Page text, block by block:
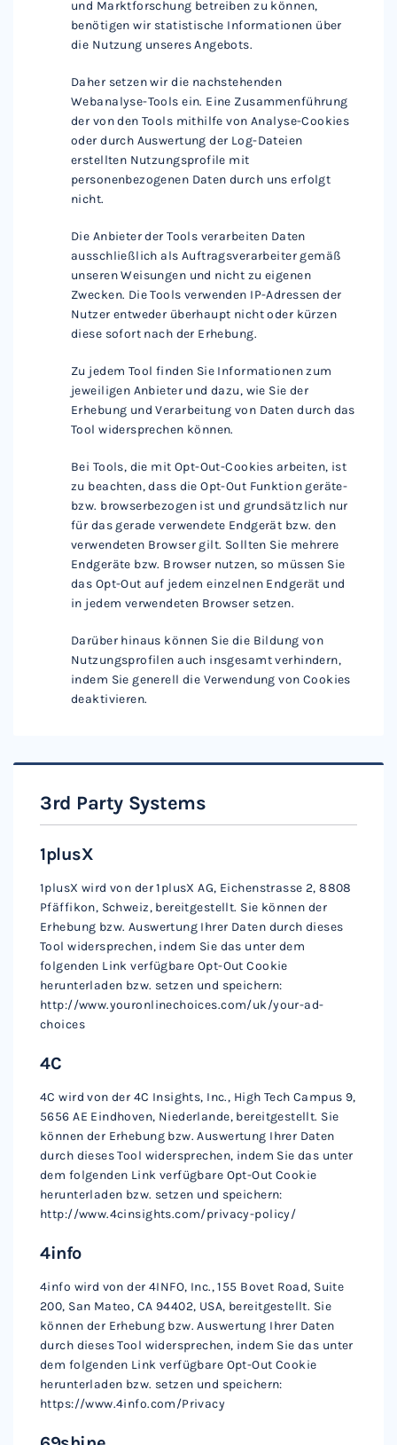
und Marktforschung betreiben zu können,
benötigen wir statistische Informationen über
die Nutzung unseres Angebots.
Daher setzen wir die nachstehenden
Webanalyse-Tools ein. Eine Zusammenführung
der von den Tools mithilfe von Analyse-Cookies
oder durch Auswertung der Log-Dateien
erstellten Nutzungsprofile mit
personenbezogenen Daten durch uns erfolgt
nicht.
Die Anbieter der Tools verarbeiten Daten
ausschließlich als Auftragsverarbeiter gemäß
unseren Weisungen und nicht zu eigenen
Zwecken. Die Tools verwenden IP-Adressen der
Nutzer entweder überhaupt nicht oder kürzen
diese sofort nach der Erhebung.
Zu jedem Tool finden Sie Informationen zum
jeweiligen Anbieter und dazu, wie Sie der
Erhebung und Verarbeitung von Daten durch das
Tool widersprechen können.
Bei Tools, die mit Opt-Out-Cookies arbeiten, ist
zu beachten, dass die Opt-Out Funktion geräte-
bzw. browserbezogen ist und grundsätzlich nur
für das gerade verwendete Endgerät bzw. den
verwendeten Browser gilt. Sollten Sie mehrere
Endgeräte bzw. Browser nutzen, so müssen Sie
das Opt-Out auf jedem einzelnen Endgerät und
in jedem verwendeten Browser setzen.
Darüber hinaus können Sie die Bildung von
Nutzungsprofilen auch insgesamt verhindern,
indem Sie generell die Verwendung von Cookies
deaktivieren.
3rd Party Systems
1plusX
1plusX wird von der 1plusX AG, Eichenstrasse 2, 8808
Pfäffikon, Schweiz, bereitgestellt. Sie können der
Erhebung bzw. Auswertung Ihrer Daten durch dieses
Tool widersprechen, indem Sie das unter dem
folgenden Link verfügbare Opt-Out Cookie
herunterladen bzw. setzen und speichern:
http://www.youronlinechoices.com/uk/your-ad-
choices
4C
4C wird von der 4C Insights, Inc., High Tech Campus 9,
5656 AE Eindhoven, Niederlande, bereitgestellt. Sie
können der Erhebung bzw. Auswertung Ihrer Daten
durch dieses Tool widersprechen, indem Sie das unter
dem folgenden Link verfügbare Opt-Out Cookie
herunterladen bzw. setzen und speichern:
http://www.4cinsights.com/privacy-policy/
4info
4info wird von der 4INFO, Inc., 155 Bovet Road, Suite
200, San Mateo, CA 94402, USA, bereitgestellt. Sie
können der Erhebung bzw. Auswertung Ihrer Daten
durch dieses Tool widersprechen, indem Sie das unter
dem folgenden Link verfügbare Opt-Out Cookie
herunterladen bzw. setzen und speichern:
https://www.4info.com/Privacy